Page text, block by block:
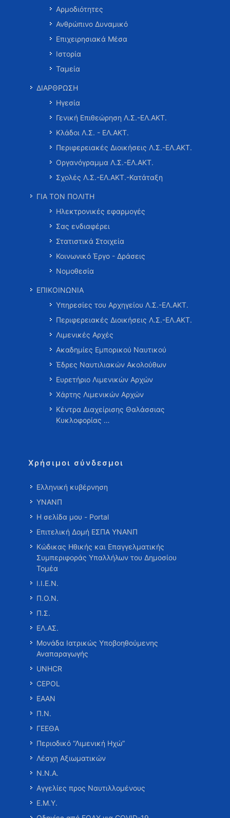
Αρμοδιότητες
Ανθρώπινο Δυναμικό
Επιχειρησιακά Μέσα
Ιστορία
Ταμεία
ΔΙΑΡΘΡΩΣΗ
Ηγεσία
Γενική Επιθεώρηση Λ.Σ.-ΕΛ.ΑΚΤ.
Κλάδοι Λ.Σ. - ΕΛ.ΑΚΤ.
Περιφερειακές Διοικήσεις Λ.Σ.-ΕΛ.ΑΚΤ.
Οργανόγραμμα Λ.Σ.-ΕΛ.ΑΚΤ.
Σχολές Λ.Σ.-ΕΛ.ΑΚΤ.-Κατάταξη
ΓΙΑ ΤΟΝ ΠΟΛΙΤΗ
Ηλεκτρονικές εφαρμογές
Σας ενδιαφέρει
Στατιστικά Στοιχεία
Κοινωνικό Έργο - Δράσεις
Νομοθεσία
ΕΠΙΚΟΙΝΩΝΙΑ
Υπηρεσίες του Αρχηγείου Λ.Σ.-ΕΛ.ΑΚΤ.
Περιφερειακές Διοικήσεις Λ.Σ.-ΕΛ.ΑΚΤ.
Λιμενικές Αρχές
Ακαδημίες Εμπορικού Ναυτικού
Έδρες Ναυτιλιακών Ακολούθων
Ευρετήριο Λιμενικών Αρχών
Χάρτης Λιμενικών Αρχών
Κέντρα Διαχείρισης Θαλάσσιας
Κυκλοφορίας …
Χρήσιμοι σύνδεσμοι
Ελληνική κυβέρνηση
ΥΝΑΝΠ
Η σελίδα μου - Portal
Επιτελική Δομή ΕΣΠΑ ΥΝΑΝΠ
Κώδικας Ηθικής και Επαγγελματικής
Συμπεριφοράς Υπαλλήλων του Δημοσίου
Τομέα
Ι.Ι.Ε.Ν.
Π.Ο.Ν.
Π.Σ.
ΕΛ.ΑΣ.
Μονάδα Ιατρικώς Υποβοηθούμενης
Αναπαραγωγής
UNHCR
CEPOL
ΕΑΑΝ
Π.Ν.
ΓΕΕΘΑ
Περιοδικό “Λιμενική Ηχώ”
Λέσχη Αξιωματικών
Ν.Ν.Α.
Αγγελίες προς Ναυτιλλομένους
Ε.Μ.Υ.